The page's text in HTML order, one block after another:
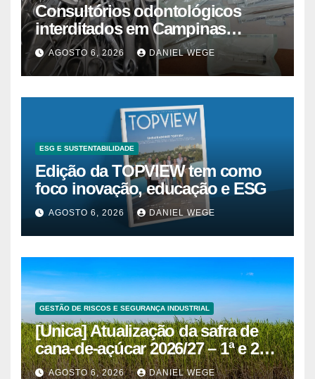
Consultórios odontológicos
interditados em Campinas
superam 2025
AGOSTO 6, 2026 DANIEL WEGE
ESG E SUSTENTABILIDADE
Edição da TOPVIEW tem como
foco inovação, educação e ESG
AGOSTO 6, 2026 DANIEL WEGE
GESTÃO DE RISCOS E SEGURANÇA INDUSTRIAL
[Unica] Atualização da safra de
cana-de-açúcar 2026/27 – 1ª e 2ª
quinzenas de junho
AGOSTO 6, 2026 DANIEL WEGE